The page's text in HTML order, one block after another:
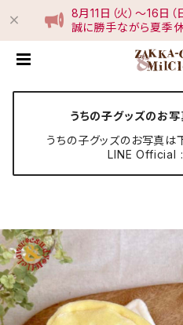
8月11日（火）〜16日（
誠に勝手ながら夏季休
うちの子グッズのお
うちの子グッズのお写真は
LINE Official